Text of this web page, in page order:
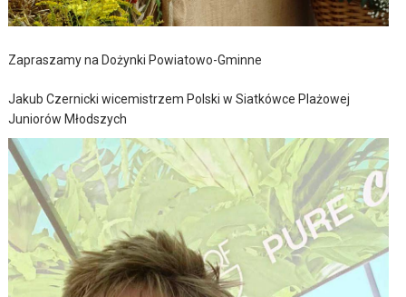
Zapraszamy na Dożynki Powiatowo-Gminne
Jakub Czernicki wicemistrzem Polski w Siatkówce Plażowej
Juniorów Młodszych